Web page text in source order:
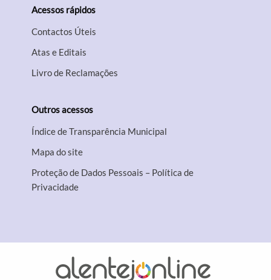
Acessos rápidos
Contactos Úteis
Atas e Editais
Livro de Reclamações
Outros acessos
Índice de Transparência Municipal
Mapa do site
Proteção de Dados Pessoais – Política de
Privacidade